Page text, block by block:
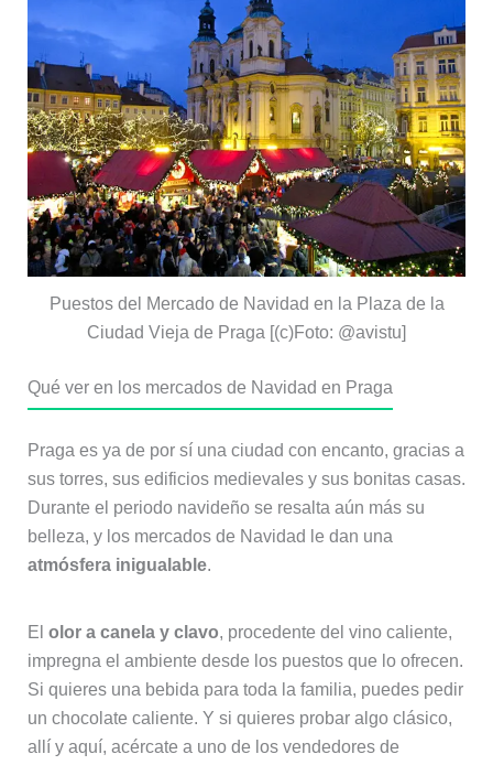
Puestos del Mercado de Navidad en la Plaza de la
Ciudad Vieja de Praga [(c)Foto: @avistu]
Qué ver en los mercados de Navidad en Praga
Praga es ya de por sí una ciudad con encanto, gracias a
sus torres, sus edificios medievales y sus bonitas casas.
Durante el periodo navideño se resalta aún más su
belleza, y los mercados de Navidad le dan una
atmósfera inigualable.
El olor a canela y clavo, procedente del vino caliente,
impregna el ambiente desde los puestos que lo ofrecen.
Si quieres una bebida para toda la familia, puedes pedir
un chocolate caliente. Y si quieres probar algo clásico,
allí y aquí, acércate a uno de los vendedores de